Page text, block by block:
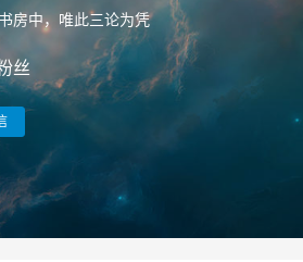
房中，唯此三论为凭
丝